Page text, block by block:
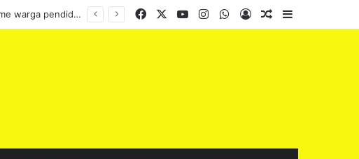
Facebook YouTubeInstagramWhatsApp
Log InRandom Article